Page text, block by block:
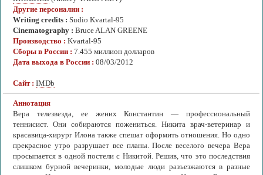
Другие персоналии :
Writing credits : Sudio Kvartal-95
Cinematography : Bruce ALAN GREENE
Производство : Kvartal-95
Сборы в России : 7.455 миллион долларов
Дата выхода в России : 08/03/2012
Сайт : IMDb
Аннотация
Вера телезвезда, ее жених Константин — профессиональный
теннисист. Они собираются пожениться. Никита врач-ветеринар и
красавица-хирург Илона также спешат оформить отношения. Но одно
прекрасное утро разрушает все планы. После веселого вечера Вера
просыпается в одной постели с Никитой. Решив, что это последствия
слишком бурной вечеринки, молодые люди разъезжаются в разные